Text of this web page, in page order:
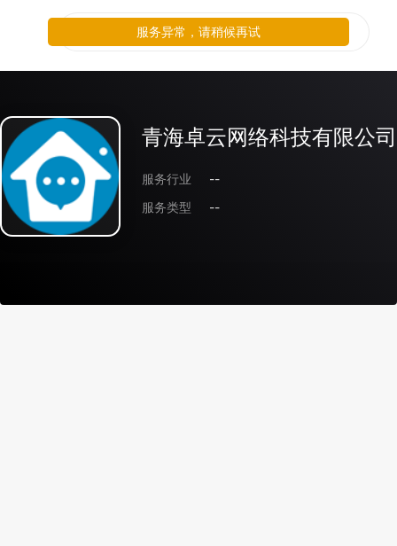
青海卓云网络科技有限公司
服务行业
--
服务类型
--
服务异常，请稍候再试